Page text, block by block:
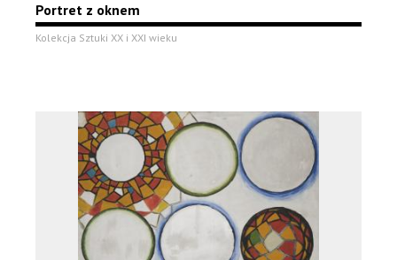
Portret z oknem
Kolekcja Sztuki XX i XXI wieku